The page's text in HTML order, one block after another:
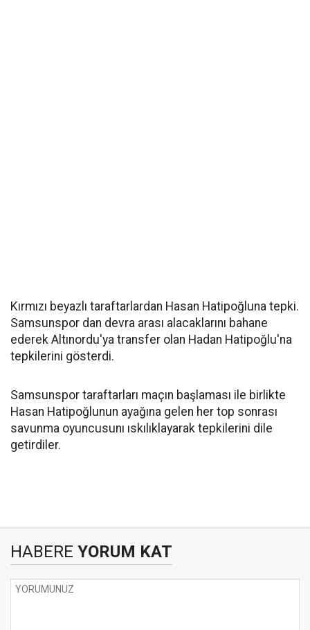
Kırmızı beyazlı taraftarlardan Hasan Hatipoğluna tepki.
Samsunspor dan devra arası alacaklarını bahane
ederek Altınordu'ya transfer olan Hadan Hatipoğlu'na
tepkilerini gösterdi.
Samsunspor taraftarları maçın başlaması ile birlikte
Hasan Hatipoğlunun ayağına gelen her top sonrası
savunma oyuncusunı ıskılıklayarak tepkilerini dile
getirdiler.
HABERE YORUM KAT